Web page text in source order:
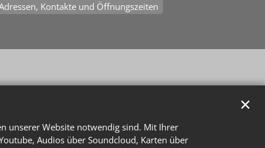
unserer Website notwendig sind. Mit Ihrer
Audios über Soundcloud, Karten über
✕
Kontakte und Öffnungszeiten